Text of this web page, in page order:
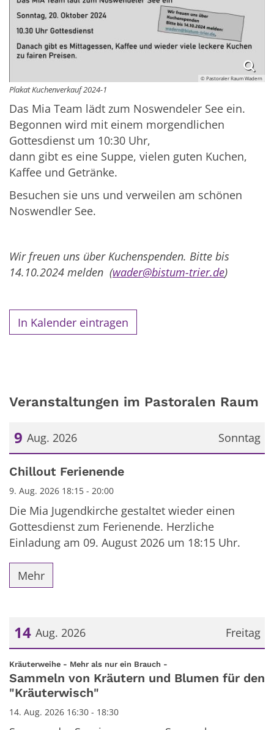
© Pastoraler Raum Wadern
Plakat Kuchenverkauf 2024-1
Das Mia Team lädt zum Noswendeler See ein.
Begonnen wird mit einem morgendlichen
Gottesdienst um 10:30 Uhr,
dann gibt es eine Suppe, vielen guten Kuchen,
Kaffee und Getränke.
Besuchen sie uns und verweilen am schönen
Noswendler See.
Wir freuen uns über Kuchenspenden. Bitte bis
14.10.2024 melden (wader@bistum-trier.de)
In Kalender eintragen
Veranstaltungen im Pastoralen Raum
Sonntag
9 Aug. 2026
Datum: 9. August 2026
Chillout Ferienende
9. Aug. 2026 18:15 - 20:00
Die Mia Jugendkirche gestaltet wieder einen
Gottesdienst zum Ferienende. Herzliche
Einladung am 09. August 2026 um 18:15 Uhr.
Mehr
Freitag
14 Aug. 2026
Datum: 14. August 2026
Kräuterweihe - Mehr als nur ein Brauch -
Sammeln von Kräutern und Blumen für den
"Kräuterwisch"
14. Aug. 2026 16:30 - 18:30